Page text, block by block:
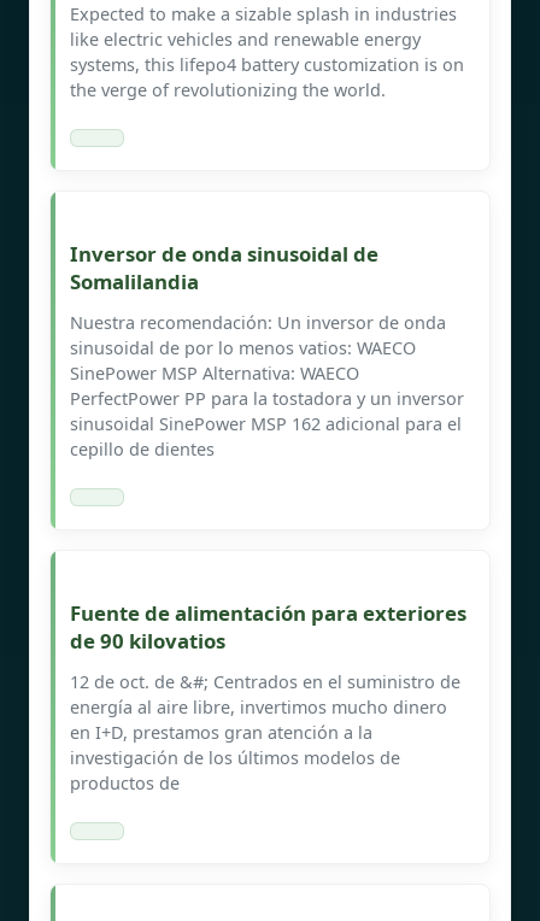
Expected to make a sizable splash in industries
like electric vehicles and renewable energy
systems, this lifepo4 battery customization is on
the verge of revolutionizing the world.
Inversor de onda sinusoidal de
Somalilandia
Nuestra recomendación: Un inversor de onda
sinusoidal de por lo menos vatios: WAECO
SinePower MSP Alternativa: WAECO
PerfectPower PP para la tostadora y un inversor
sinusoidal SinePower MSP 162 adicional para el
cepillo de dientes
Fuente de alimentación para exteriores
de 90 kilovatios
12 de oct. de &#; Centrados en el suministro de
energía al aire libre, invertimos mucho dinero
en I+D, prestamos gran atención a la
investigación de los últimos modelos de
productos de